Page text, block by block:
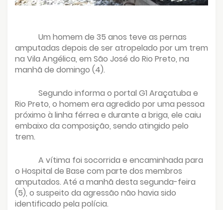
Um homem de 35 anos teve as pernas
amputadas depois de ser atropelado por um trem
na Vila Angélica, em São José do Rio Preto, na
manhã de domingo (4).
Segundo informa o portal G1 Araçatuba e
Rio Preto, o homem era agredido por uma pessoa
próximo à linha férrea e durante a briga, ele caiu
embaixo da composição, sendo atingido pelo
trem.
A vítima foi socorrida e encaminhada para
o Hospital de Base com parte dos membros
amputados. Até a manhã desta segunda-feira
(5), o suspeito da agressão não havia sido
identificado pela polícia.